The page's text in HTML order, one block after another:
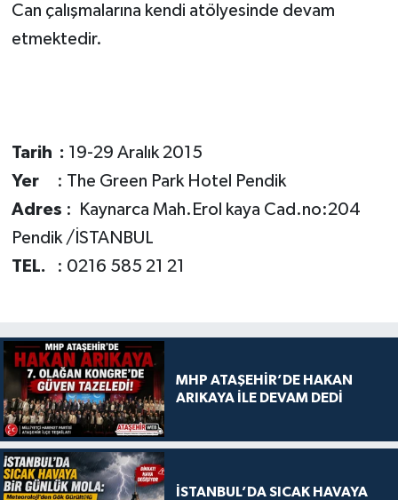
Can çalışmalarına kendi atölyesinde devam
etmektedir.
Tarih : 19-29 Aralık 2015
Yer: The Green Park Hotel Pendik
Adres : Kaynarca Mah.Erol kaya Cad.no:204
Pendik /İSTANBUL
TEL. : 0216 585 21 21
MHP ATAŞEHİR’DE HAKAN
ARIKAYA İLE DEVAM DEDİ
İSTANBUL’DA SICAK HAVAYA